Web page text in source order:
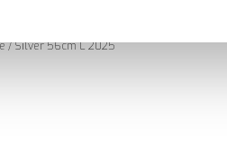
elk moment wijzigen of
een betere en meer
werkt. Ook gebruiken we
/ Silver 56cm L 2025